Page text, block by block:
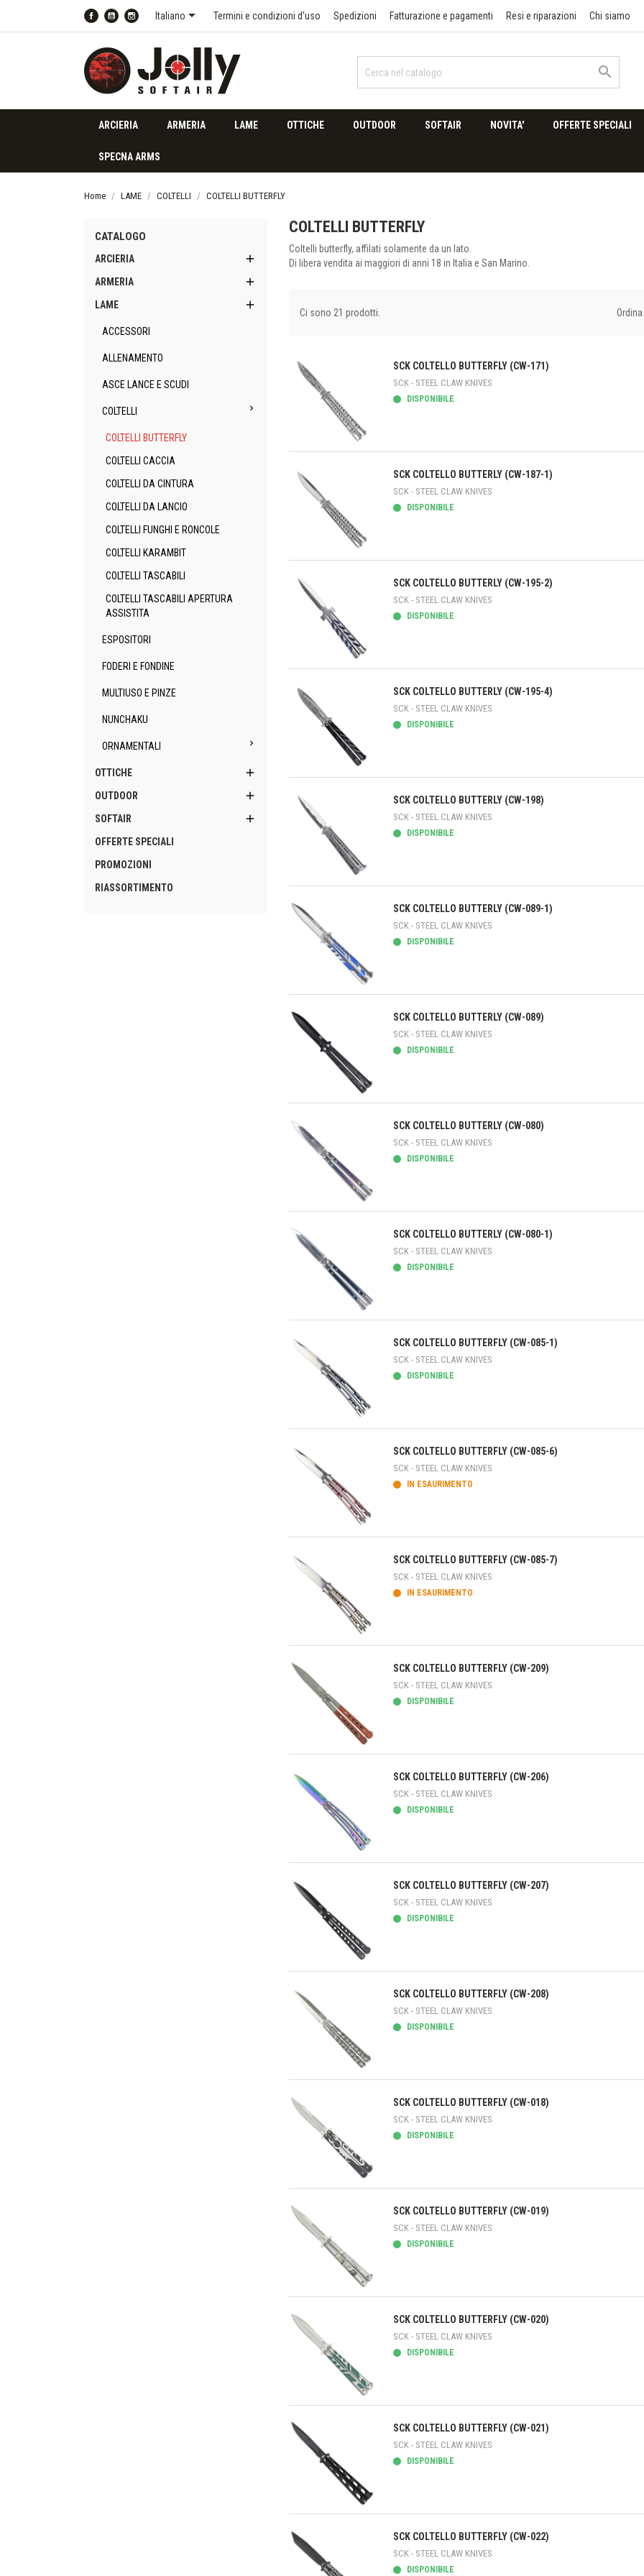
FacebookYouTube
Italiano Termini e condizioni d'uso Spedizioni Fatturazione e pagamenti Resi e riparazioni Chi siamo

ARCIERIA ARMERIA LAME OTTICHE OUTDOOR SOFTAIR NOVITA' OFFERTE SPECIALI
SPECNA ARMS
Home LAME COLTELLI COLTELLI BUTTERFLY
CATALOGO
ARCIERIA 
ARMERIA 
LAME 
ACCESSORI
ALLENAMENTO
ASCE LANCE E SCUDI
COLTELLI 
COLTELLI BUTTERFLY
COLTELLI CACCIA
COLTELLI DA CINTURA
COLTELLI DA LANCIO
COLTELLI FUNGHI E RONCOLE
COLTELLI KARAMBIT
COLTELLI TASCABILI
COLTELLI TASCABILI APERTURA
ASSISTITA
ESPOSITORI
FODERI E FONDINE
MULTIUSO E PINZE
NUNCHAKU
ORNAMENTALI 
OTTICHE 
OUTDOOR 
SOFTAIR 
OFFERTE SPECIALI
PROMOZIONI
RIASSORTIMENTO
COLTELLI BUTTERFLY
Coltelli butterfly, affilati solamente da un lato.
Di libera vendita ai maggiori di anni 18 in Italia e San Marino.
Ci sono 21 prodotti.
Anteprima
SCK COLTELLO BUTTERFLY (CW-171)
SCK - STEEL CLAW KNIVES
DISPONIBILE
Anteprima
SCK COLTELLO BUTTERLY (CW-187-1)
SCK - STEEL CLAW KNIVES
DISPONIBILE
Anteprima
SCK COLTELLO BUTTERLY (CW-195-2)
SCK - STEEL CLAW KNIVES
DISPONIBILE
Anteprima
SCK COLTELLO BUTTERLY (CW-195-4)
SCK - STEEL CLAW KNIVES
DISPONIBILE
Anteprima
SCK COLTELLO BUTTERLY (CW-198)
SCK - STEEL CLAW KNIVES
DISPONIBILE
Anteprima
SCK COLTELLO BUTTERLY (CW-089-1)
SCK - STEEL CLAW KNIVES
DISPONIBILE
Anteprima
SCK COLTELLO BUTTERLY (CW-089)
SCK - STEEL CLAW KNIVES
DISPONIBILE
Anteprima
SCK COLTELLO BUTTERLY (CW-080)
SCK - STEEL CLAW KNIVES
DISPONIBILE
Anteprima
SCK COLTELLO BUTTERLY (CW-080-1)
SCK - STEEL CLAW KNIVES
DISPONIBILE
Anteprima
SCK COLTELLO BUTTERFLY (CW-085-1)
SCK - STEEL CLAW KNIVES
DISPONIBILE
Anteprima
SCK COLTELLO BUTTERFLY (CW-085-6)
SCK - STEEL CLAW KNIVES
IN ESAURIMENTO
Anteprima
SCK COLTELLO BUTTERFLY (CW-085-7)
SCK - STEEL CLAW KNIVES
IN ESAURIMENTO
Anteprima
SCK COLTELLO BUTTERFLY (CW-209)
SCK - STEEL CLAW KNIVES
DISPONIBILE
Anteprima
SCK COLTELLO BUTTERFLY (CW-206)
SCK - STEEL CLAW KNIVES
DISPONIBILE
Anteprima
SCK COLTELLO BUTTERFLY (CW-207)
SCK - STEEL CLAW KNIVES
DISPONIBILE
Anteprima
SCK COLTELLO BUTTERFLY (CW-208)
SCK - STEEL CLAW KNIVES
DISPONIBILE
Anteprima
SCK COLTELLO BUTTERFLY (CW-018)
SCK - STEEL CLAW KNIVES
DISPONIBILE
Anteprima
SCK COLTELLO BUTTERFLY (CW-019)
SCK - STEEL CLAW KNIVES
DISPONIBILE
Anteprima
SCK COLTELLO BUTTERFLY (CW-020)
SCK - STEEL CLAW KNIVES
DISPONIBILE
Anteprima
SCK COLTELLO BUTTERFLY (CW-021)
SCK - STEEL CLAW KNIVES
DISPONIBILE
SCK COLTELLO BUTTERFLY (CW-022)
SCK - STEEL CLAW KNIVES
DISPONIBILE